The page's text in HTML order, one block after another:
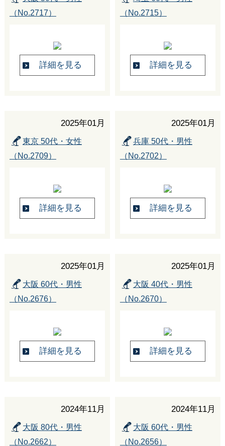
（No.2717）
詳細を見る
（No.2715）
詳細を見る
2025年01月
東京 50代・女性
（No.2709）
詳細を見る
2025年01月
兵庫 50代・男性
（No.2702）
詳細を見る
2025年01月
大阪 60代・男性
（No.2676）
詳細を見る
2025年01月
大阪 40代・男性
（No.2670）
詳細を見る
2024年11月
大阪 80代・男性
（No.2662）
2024年11月
大阪 60代・男性
（No.2656）